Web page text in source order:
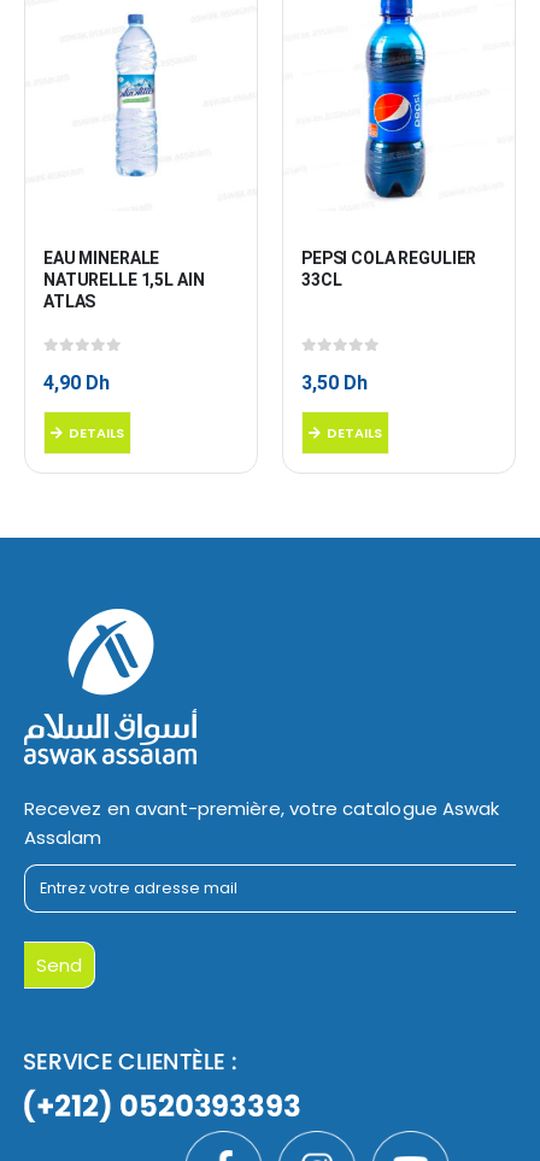
EAU MINERALE
NATURELLE 1,5L AIN
ATLAS
4,90 Dh
DETAILS
PEPSI COLA REGULIER
33CL
3,50 Dh
DETAILS
Recevez en avant-première, votre catalogue Aswak
Assalam